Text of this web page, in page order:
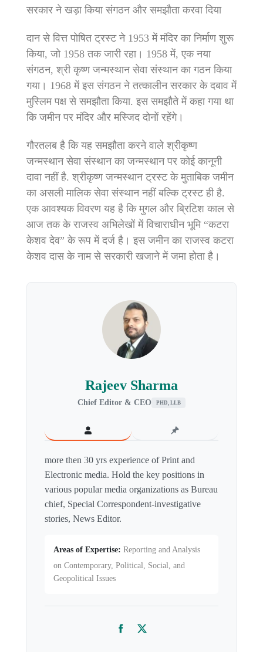
सरकार ने खड़ा किया संगठन और समझौता करवा दिया
दान से वित्त पोषित ट्रस्ट ने 1953 में मंदिर का निर्माण शुरू
किया, जो 1958 तक जारी रहा। 1958 में, एक नया
संगठन, श्री कृष्ण जन्मस्थान सेवा संस्थान का गठन किया
गया। 1968 में इस संगठन ने तत्कालीन सरकार के दबाव में
मुस्लिम पक्ष से समझौता किया. इस समझौते में कहा गया था
कि जमीन पर मंदिर और मस्जिद दोनों रहेंगे।
गौरतलब है कि यह समझौता करने वाले श्रीकृष्ण
जन्मस्थान सेवा संस्थान का जन्मस्थान पर कोई कानूनी
दावा नहीं है. श्रीकृष्ण जन्मस्थान ट्रस्ट के मुताबिक जमीन
का असली मालिक सेवा संस्थान नहीं बल्कि ट्रस्ट ही है.
एक आवश्यक विवरण यह है कि मुगल और ब्रिटिश काल से
आज तक के राजस्व अभिलेखों में विचाराधीन भूमि “कटरा
केशव देव” के रूप में दर्ज है। इस जमीन का राजस्व कटरा
केशव दास के नाम से सरकारी खजाने में जमा होता है।
Rajeev Sharma
Chief Editor & CEO PHD, LLB
more then 30 yrs experience of Print and
Electronic media. Hold the key positions in
various popular media organizations as Bureau
chief, Special Correspondent-investigative
stories, News Editor.
Areas of Expertise: Reporting and Analysis
on Contemporary, Political, Social, and
Geopolitical Issues
FacebookTwitter